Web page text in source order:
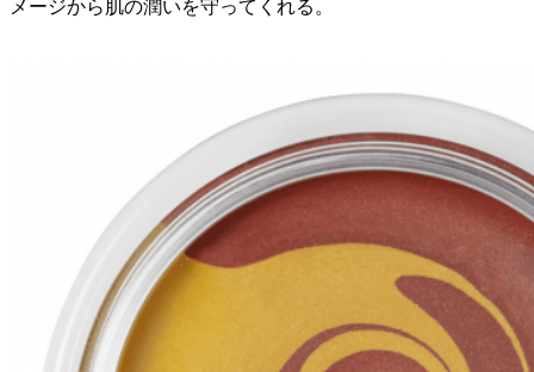
メージから肌の潤いを守ってくれる。